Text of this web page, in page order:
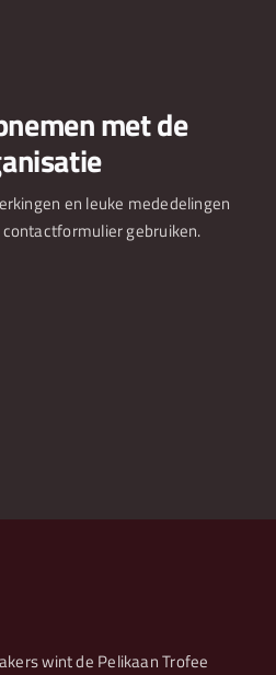
met de
en leuke mededelingen
gebruiken.
wint de Pelikaan Trofee